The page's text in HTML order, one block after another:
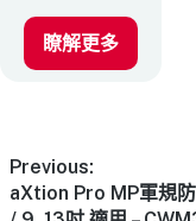
瞭解更多
Previous:
aXtion Pro MP軍規